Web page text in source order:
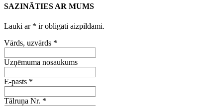
SAZINĀTIES AR MUMS
Lauki ar * ir obligāti aizpildāmi.
Vārds, uzvārds *
Uzņēmuma nosaukums
E-pasts *
Tālruņa Nr. *